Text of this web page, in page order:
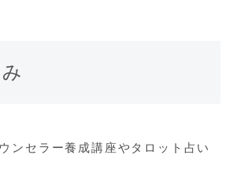
ンセラー養成講座やタロット占い